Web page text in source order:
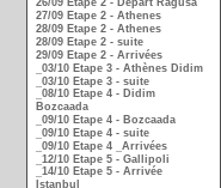
26/09 Etape 2 - Départ Ragusa
27/09 Etape 2 - Athenes
28/09 Etape 2 - Athenes
28/09 Etape 2 - suite
29/09 Etape 2 - Arrivées
_03/10 Etape 3 - Athènes Didim
_03/10 Etape 3 - suite
_08/10 Etape 4 - Didim
Bozcaada
_09/10 Etape 4 - Bozcaada
_09/10 Etape 4 - suite
_09/10 Etape 4 _Arrivées
_12/10 Etape 5 - Gallipoli
_14/10 Etape 5 - Arrivée
Istanbul